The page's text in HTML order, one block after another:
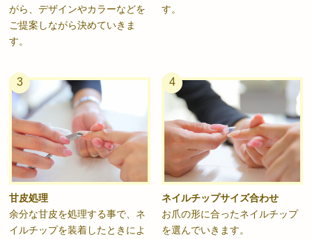
がら、デザインやカラーなどを
ご提案しながら決めていきま
す。
す。
3
甘皮処理
余分な甘皮を処理する事で、ネ
イルチップを装着したときによ
4
ネイルチップサイズ合わせ
お爪の形に合ったネイルチップ
を選んでいきます。